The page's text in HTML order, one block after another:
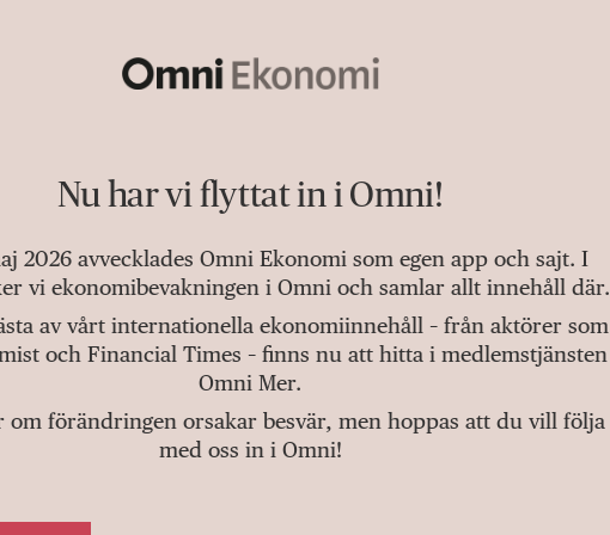
Nu har vi flyttat in i Omni!
2026 avvecklades Omni Ekonomi som egen app och sajt. I
vi ekonomibevakningen i Omni och samlar allt innehåll där.
av vårt internationella ekonomiinnehåll – från aktörer som
och Financial Times – finns nu att hitta i medlemstjänsten
Omni Mer.
om förändringen orsakar besvär, men hoppas att du vill följa
med oss in i Omni!